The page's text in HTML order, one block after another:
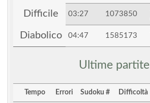
Difficile 03:27 1073850
Diabolico 04:47 1585173
Ultime partite
Tempo Errori Sudoku # Difficoltà